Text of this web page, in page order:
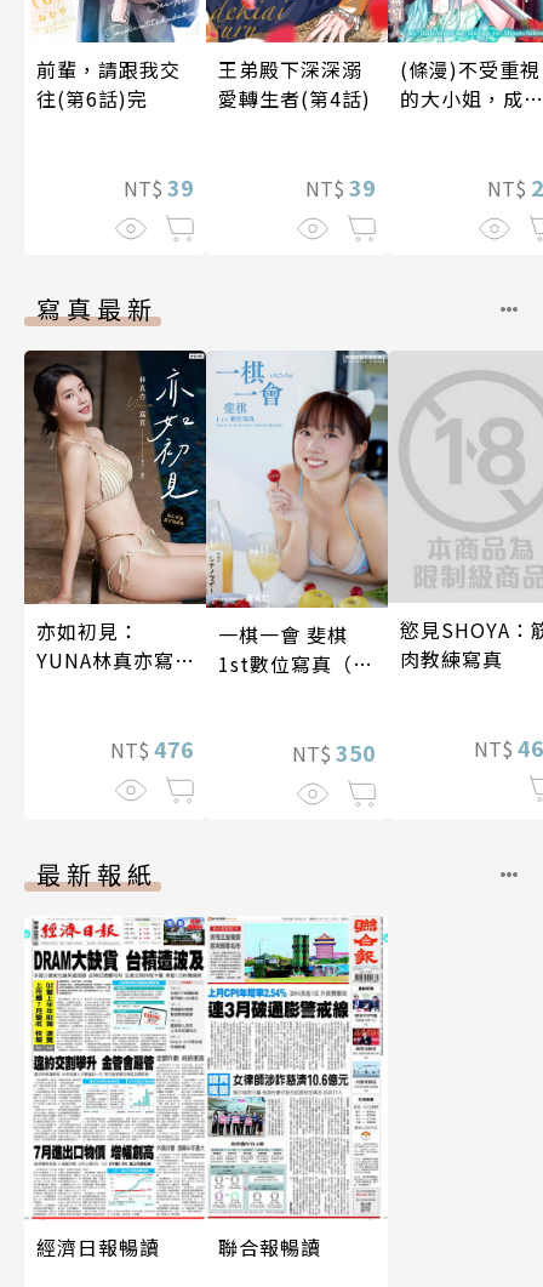
前輩，請跟我交
往(第6話)完
NT$ 39
王弟殿下深深溺
愛轉生者(第4話)
NT$ 39
(條漫)不受重視
的大小姐，成了
NT$
寫真最新
亦如初見：
YUNA林真亦寫
NT$ 476
一棋一會 斐棋
1st數位寫真（含
NT$ 350
慾見SHOYA：
肉教練寫真
NT$
最新報紙
經濟日報暢讀 聯合報暢讀